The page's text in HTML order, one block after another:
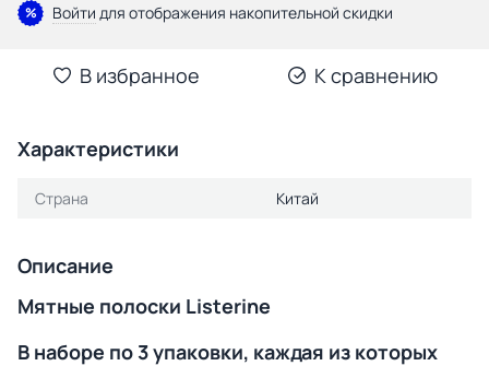
% Войти для отображения накопительной скидки
В избранное К сравнению
Характеристики
Страна Китай
Описание
Мятные полоски Listerine
В наборе по 3 упаковки, каждая из которых